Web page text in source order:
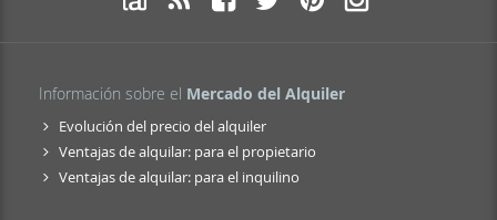
Información sobre el Mercado del Alquiler
Evolución del precio del alquiler
Ventajas de alquilar: para el propietario
Ventajas de alquilar: para el inquilino